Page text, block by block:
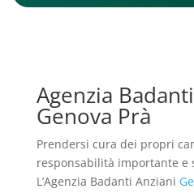
Agenzia
Genova Prà
Prendersi cura dei propri
responsabilità importante e
L’Agenzia Badanti Anziani